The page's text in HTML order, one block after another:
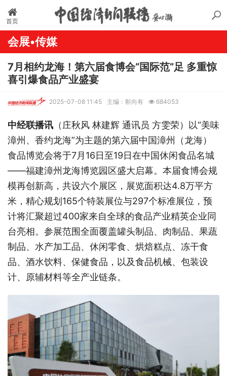
首页
会展•传媒
7月相约龙海！第六届食博会“国际范”足 多重惊
喜引爆食品产业盛宴
2025-07-08 11:45 主编：靳向有 684053
中经联播讯 （ 庄秋风 林建辉 通讯员 方雯荣） 以“美味
漳州、香约龙海”为主题的第六届中国漳州（龙海）
食品博览会将于7月16日至19日在中国休闲食品名城
——福建漳州龙海博览园区盛大启幕。本届食博会规
模再创新高，共设六个展区，展览面积达4.8万平方
米，精心规划165个特装展位与297个标准展位，预
计将汇聚超过400家来自全球的食品产业精英企业同
台亮相。参展范围全面覆盖罐头制品、肉制品、果蔬
制品、水产加工品、休闲零食、烘焙糕点、冻干食
品、酒水饮料、保健食品，以及食品机械、包装设
计、原辅材料等全产业链条。